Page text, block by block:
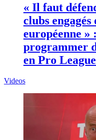
« Il faut
clubs
européenne »
programmer
en Pro
Videos